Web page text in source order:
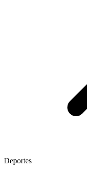
Deportes